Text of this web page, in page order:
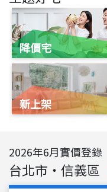
降價宅
新上架
2026年6月實價登錄
台北市 ・ 信義區